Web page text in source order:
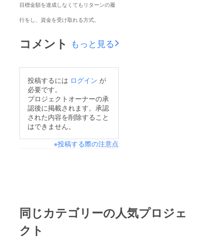
目標金額を達成しなくてもリターンの履
行をし、 資金を受け取れる方式。
コメント もっと見る
投稿するには ログイン が
必要です。
プロジェクトオーナーの承
認後に掲載されます。承認
された内容を削除すること
はできません。
※投稿する際の注意点
同じカテゴリーの人気プロジェ
クト